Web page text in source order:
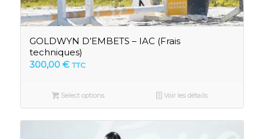
GOLDWYN D’EMBETS – IAC (Frais
techniques)
300,00 € TTC
Select options Voir les détails